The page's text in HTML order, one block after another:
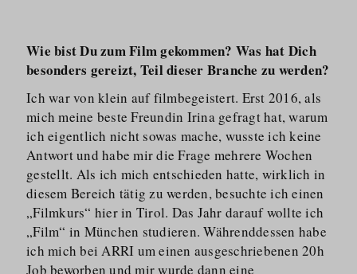
Wie bist Du zum Film gekommen? Was hat Dich
besonders gereizt, Teil dieser Branche zu werden?
Ich war von klein auf filmbegeistert. Erst 2016, als
mich meine beste Freundin Irina gefragt hat, warum
ich eigentlich nicht sowas mache, wusste ich keine
Antwort und habe mir die Frage mehrere Wochen
gestellt. Als ich mich entschieden hatte, wirklich in
diesem Bereich tätig zu werden, besuchte ich einen
„Filmkurs“ hier in Tirol. Das Jahr darauf wollte ich
„Film“ in München studieren. Währenddessen habe
ich mich bei ARRI um einen ausgeschriebenen 20h
Job beworben und mir wurde dann eine